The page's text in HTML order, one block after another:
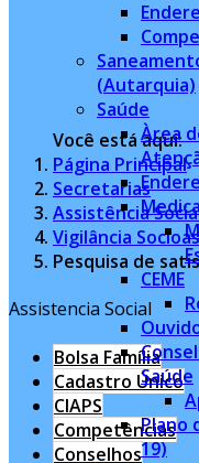
(Autarquia)
Saúde
Àrea
CEME
Saúde
Plano
19)
Você está aqui:
Página Principal
Secretarias
Assistência
Vigilância
Pesquisa de
Assistencia Social
Bolsa Família
Cadastro Único
CIAPS
Competências
Conselhos